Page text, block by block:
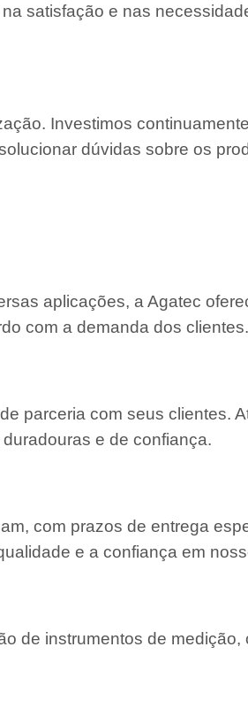
satisfação e nas
Investimos
dúvidas sobre os
aplicações, a Agatec
com a demanda dos clientes.
parceria com seus clientes.
e de confiança.
com prazos de entrega
e a confiança em
de instrumentos de medição,